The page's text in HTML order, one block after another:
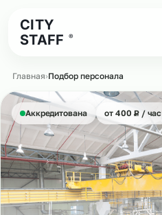
CITY
STAFF
®
Главная›Подбор персонала
Аккредитована от 400 ₽
Р/ час